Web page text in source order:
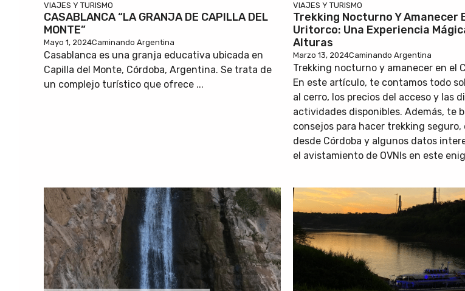
VIAJES Y TURISMO
CASABLANCA “LA GRANJA DE CAPILLA DEL
MONTE”
Mayo 1, 2024Caminando Argentina
Casablanca es una granja educativa ubicada en
Capilla del Monte, Córdoba, Argentina. Se trata de
un complejo turístico que ofrece ...
VIAJES Y TURISMO
Trekking Nocturno Y Amanecer
Uritorco: Una Experiencia
Alturas
Marzo 13, 2024Caminando Argentina
Trekking nocturno y amanecer en el
En este artículo, te contamos todo
al cerro, los precios del acceso y las
actividades disponibles. Además, te
consejos para hacer trekking seguro,
desde Córdoba y algunos datos
el avistamiento de OVNIs en este